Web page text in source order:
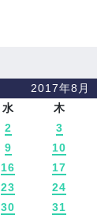
2017年8月
水 木
2 3
9 10
16 17
23 24
30 31